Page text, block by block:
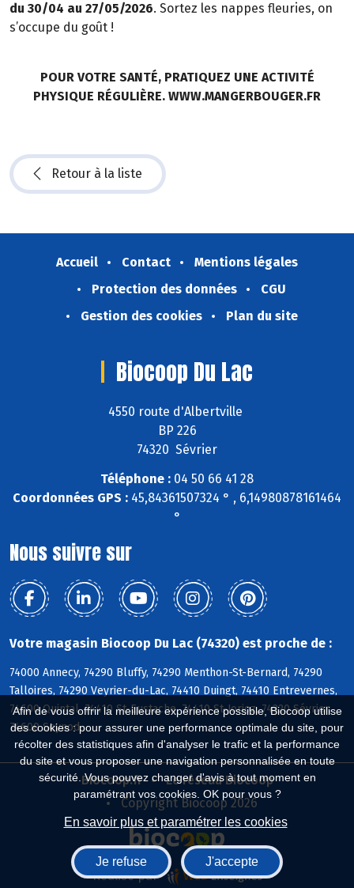
Afin de vous offrir la meilleure expérience possible, Biocoop utilise
des cookies : pour assurer une performance optimale du site, pour
récolter des statistiques afin d'analyser le trafic et la performance
du site et vous proposer une navigation personnalisée en toute
sécurité. Vous pouvez changer d'avis à tout moment en
paramétrant vos cookies. OK pour vous ?
En savoir plus et paramétrer les cookies
Je refuse J'accepte
du 30/04 au 27/05/2026. Sortez les nappes fleuries, on
s’occupe du goût !
POUR VOTRE SANTÉ, PRATIQUEZ UNE ACTIVITÉ
PHYSIQUE RÉGULIÈRE. WWW.MANGERBOUGER.FR
Retour à la liste
Accueil Contact
Mentions légales
Protection des données
CGU
Gestion des cookies
Plan du site
Biocoop Du Lac
4550 route d'Albertville
BP 226
74320 Sévrier
Téléphone : 04 50 66 41 28
Coordonnées GPS : 45,84361507324 ° , 6,14980878161464
°
Nous suivre sur
Votre magasin Biocoop Du Lac (74320) est proche de :
74000 Annecy, 74290 Bluffy, 74290 Menthon-St-Bernard, 74290
Talloires, 74290 Veyrier-du-Lac, 74410 Duingt, 74410 Entrevernes,
74600 Quintal, 74410 St-Eustache, 74410 St-Jorioz, 74320 Sévrier,
74600 Seynod
Biocoop.fr
Le réseau Biocoop
Copyright Biocoop 2026
Réalisé par